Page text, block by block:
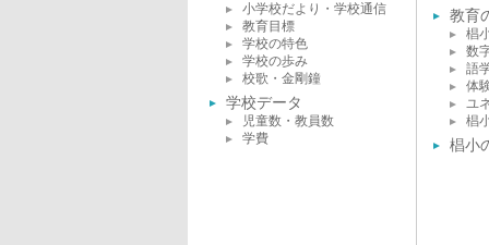
小学校だより・学校通信
教育目標
学校の特色
学校の歩み
校歌・金剛鐘
学校データ
児童数・教員数
学費
教育
椙
数
語
体
ユ
椙
椙小